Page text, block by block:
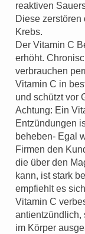
reaktiven
Diese zerstören
Krebs.
Der Vitamin C
erhöht.
verbrauchen
Vitamin C in
und schützt vor
Achtung: Ein
Entzündungen
beheben- Egal
Firmen den
die über den
kann, ist stark
empfiehlt es
Vitamin C
antientzündlich,
im Körper